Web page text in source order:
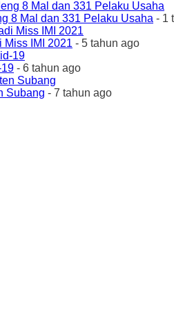
8 Mal dan 331 Pelaku Usaha - 1
Miss IMI 2021 - 5 tahun ago
- 6 tahun ago
Subang - 7 tahun ago